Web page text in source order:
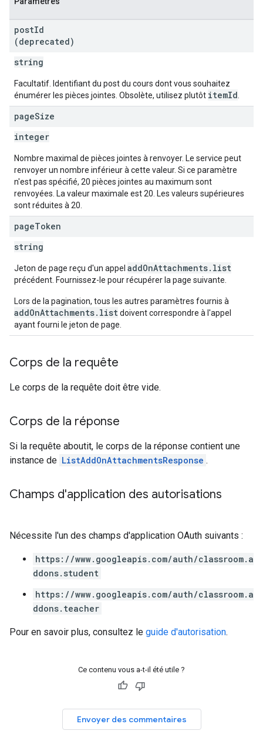
postId
(deprecated)
string
Facultatif. Identifiant du post du cours dont vous souhaitez
énumérer les pièces jointes. Obsolète, utilisez plutôt itemId
pageSize
integer
Nombre maximal de pièces jointes à renvoyer. Le service peut
renvoyer un nombre inférieur à cette valeur. Si ce paramètre
n'est pas spécifié, 20 pièces jointes au maximum sont
renvoyées. La valeur maximale est 20. Les valeurs supérieures
sont réduites à 20.
pageToken
string
Jeton de page reçu d'un appel addOnAttachments.list
précédent. Fournissez-le pour récupérer la page suivante.
Lors de la pagination, tous les autres paramètres fournis à
addOnAttachments.listdoivent correspondre à l'appel
ayant fourni le jeton de page.
Corps de la requête
Le corps de la requête doit être vide.
Corps de la réponse
Si la requête aboutit, le corps de la réponse contient une
instance de ListAddOnAttachmentsResponse .
Champs d'application des autorisations
Nécessite l'un des champs d'application OAuth suivants :
https://www.googleapis.com/auth/classroom.a
ddons.student
https://www.googleapis.com/auth/classroom.a
ddons.teacher
Pour en savoir plus, consultez le guide d'autorisation.
Ce contenu vous a-t-il été utile ?
Envoyer des commentaires